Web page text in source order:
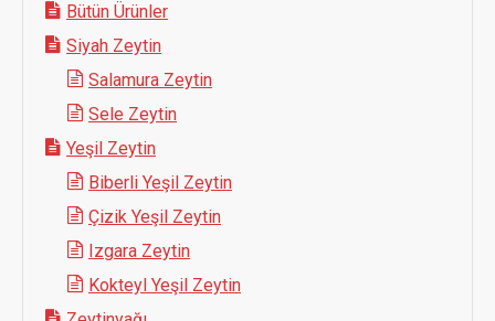
Bütün Ürünler
Siyah Zeytin
Salamura Zeytin
Sele Zeytin
Yeşil Zeytin
Biberli Yeşil Zeytin
Çizik Yeşil Zeytin
Izgara Zeytin
Kokteyl Yeşil Zeytin